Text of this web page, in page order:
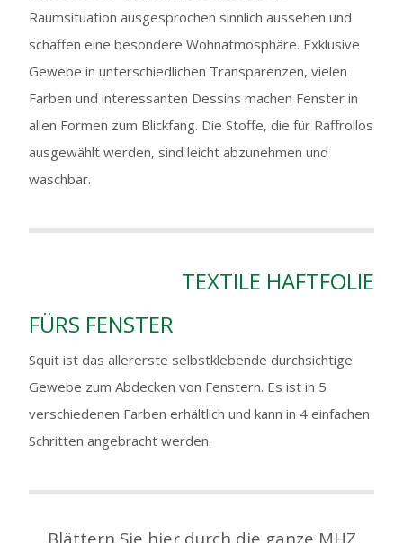
Raumsituation ausgesprochen sinnlich aussehen und
schaffen eine besondere Wohnatmosphäre. Exklusive
Gewebe in unterschiedlichen Transparenzen, vielen
Farben und interessanten Dessins machen Fenster in
allen Formen zum Blickfang. Die Stoffe, die für Raffrollos
ausgewählt werden, sind leicht abzunehmen und
waschbar.
TEXTILE HAFTFOLIE
FÜRS FENSTER
Squit ist das allererste selbstklebende durchsichtige
Gewebe zum Abdecken von Fenstern. Es ist in 5
verschiedenen Farben erhältlich und kann in 4 einfachen
Schritten angebracht werden.
Blättern Sie hier durch die ganze MHZ